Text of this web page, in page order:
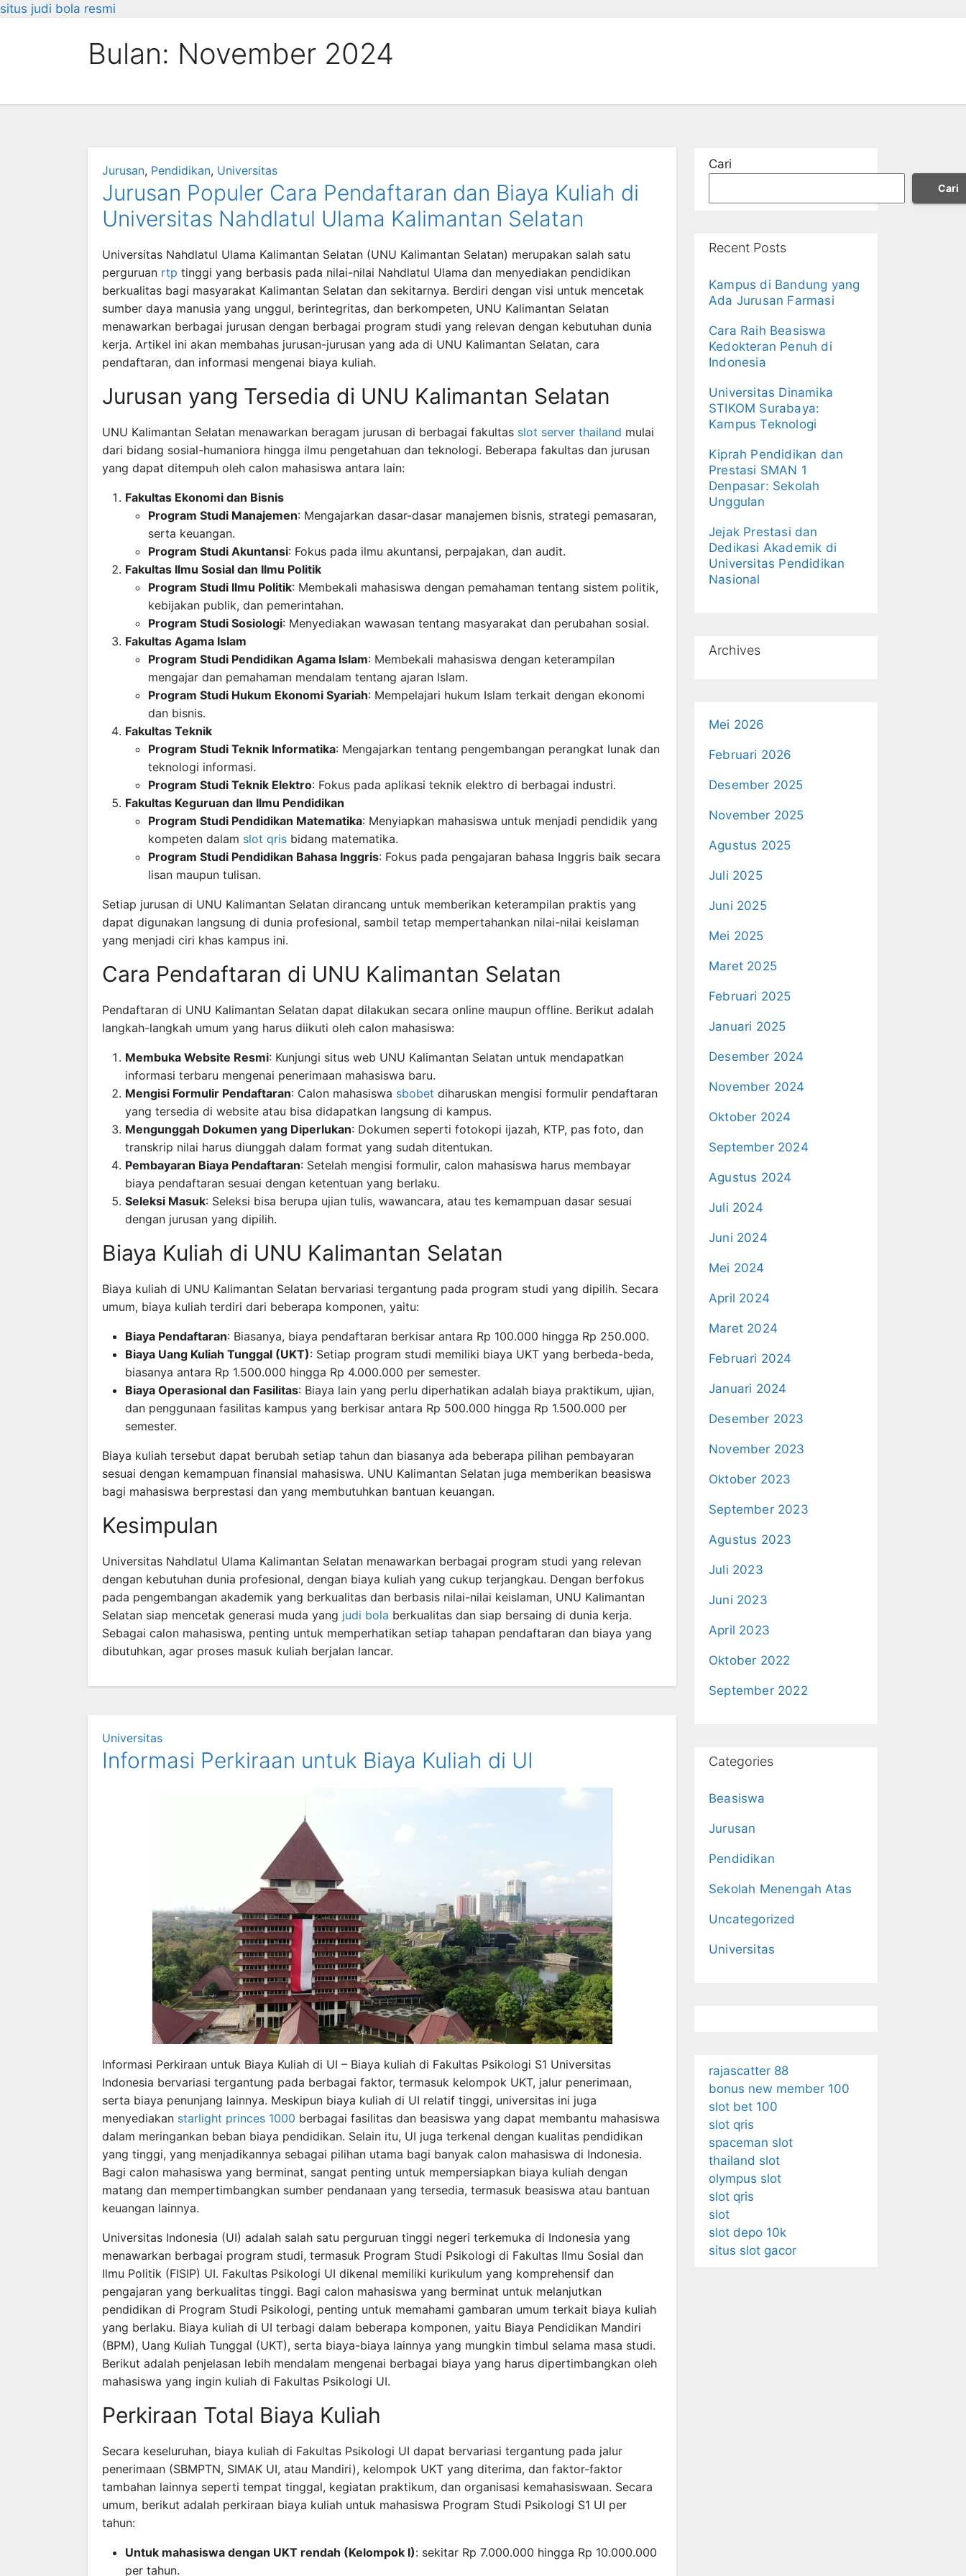
situs judi bola resmi
Bulan: November 2024
Jurusan, Pendidikan, Universitas
Jurusan Populer Cara Pendaftaran dan Biaya Kuliah di
Universitas Nahdlatul Ulama Kalimantan Selatan
Universitas Nahdlatul Ulama Kalimantan Selatan (UNU Kalimantan Selatan) merupakan salah satu
perguruan rtp tinggi yang berbasis pada nilai-nilai Nahdlatul Ulama dan menyediakan pendidikan
berkualitas bagi masyarakat Kalimantan Selatan dan sekitarnya. Berdiri dengan visi untuk mencetak
sumber daya manusia yang unggul, berintegritas, dan berkompeten, UNU Kalimantan Selatan
menawarkan berbagai jurusan dengan berbagai program studi yang relevan dengan kebutuhan dunia
kerja. Artikel ini akan membahas jurusan-jurusan yang ada di UNU Kalimantan Selatan, cara
pendaftaran, dan informasi mengenai biaya kuliah.
Jurusan yang Tersedia di UNU Kalimantan Selatan
UNU Kalimantan Selatan menawarkan beragam jurusan di berbagai fakultas slot server thailand mulai
dari bidang sosial-humaniora hingga ilmu pengetahuan dan teknologi. Beberapa fakultas dan jurusan
yang dapat ditempuh oleh calon mahasiswa antara lain:
Fakultas Ekonomi dan Bisnis
Program Studi Manajemen: Mengajarkan dasar-dasar manajemen bisnis, strategi pemasaran,
serta keuangan.
Program Studi Akuntansi: Fokus pada ilmu akuntansi, perpajakan, dan audit.
Fakultas Ilmu Sosial dan Ilmu Politik
Program Studi Ilmu Politik: Membekali mahasiswa dengan pemahaman tentang sistem politik,
kebijakan publik, dan pemerintahan.
Program Studi Sosiologi: Menyediakan wawasan tentang masyarakat dan perubahan sosial.
Fakultas Agama Islam
Program Studi Pendidikan Agama Islam: Membekali mahasiswa dengan keterampilan
mengajar dan pemahaman mendalam tentang ajaran Islam.
Program Studi Hukum Ekonomi Syariah: Mempelajari hukum Islam terkait dengan ekonomi
dan bisnis.
Fakultas Teknik
Program Studi Teknik Informatika: Mengajarkan tentang pengembangan perangkat lunak dan
teknologi informasi.
Program Studi Teknik Elektro: Fokus pada aplikasi teknik elektro di berbagai industri.
Fakultas Keguruan dan Ilmu Pendidikan
Program Studi Pendidikan Matematika: Menyiapkan mahasiswa untuk menjadi pendidik yang
kompeten dalam slot qris bidang matematika.
Program Studi Pendidikan Bahasa Inggris: Fokus pada pengajaran bahasa Inggris baik secara
lisan maupun tulisan.
Setiap jurusan di UNU Kalimantan Selatan dirancang untuk memberikan keterampilan praktis yang
dapat digunakan langsung di dunia profesional, sambil tetap mempertahankan nilai-nilai keislaman
yang menjadi ciri khas kampus ini.
Cara Pendaftaran di UNU Kalimantan Selatan
Pendaftaran di UNU Kalimantan Selatan dapat dilakukan secara online maupun offline. Berikut adalah
langkah-langkah umum yang harus diikuti oleh calon mahasiswa:
Membuka Website Resmi: Kunjungi situs web UNU Kalimantan Selatan untuk mendapatkan
informasi terbaru mengenai penerimaan mahasiswa baru.
Mengisi Formulir Pendaftaran: Calon mahasiswa sbobet diharuskan mengisi formulir pendaftaran
yang tersedia di website atau bisa didapatkan langsung di kampus.
Mengunggah Dokumen yang Diperlukan: Dokumen seperti fotokopi ijazah, KTP, pas foto, dan
transkrip nilai harus diunggah dalam format yang sudah ditentukan.
Pembayaran Biaya Pendaftaran: Setelah mengisi formulir, calon mahasiswa harus membayar
biaya pendaftaran sesuai dengan ketentuan yang berlaku.
Seleksi Masuk: Seleksi bisa berupa ujian tulis, wawancara, atau tes kemampuan dasar sesuai
dengan jurusan yang dipilih.
Biaya Kuliah di UNU Kalimantan Selatan
Biaya kuliah di UNU Kalimantan Selatan bervariasi tergantung pada program studi yang dipilih. Secara
umum, biaya kuliah terdiri dari beberapa komponen, yaitu:
Biaya Pendaftaran: Biasanya, biaya pendaftaran berkisar antara Rp 100.000 hingga Rp 250.000.
Biaya Uang Kuliah Tunggal (UKT): Setiap program studi memiliki biaya UKT yang berbeda-beda,
biasanya antara Rp 1.500.000 hingga Rp 4.000.000 per semester.
Biaya Operasional dan Fasilitas: Biaya lain yang perlu diperhatikan adalah biaya praktikum, ujian,
dan penggunaan fasilitas kampus yang berkisar antara Rp 500.000 hingga Rp 1.500.000 per
semester.
Biaya kuliah tersebut dapat berubah setiap tahun dan biasanya ada beberapa pilihan pembayaran
sesuai dengan kemampuan finansial mahasiswa. UNU Kalimantan Selatan juga memberikan beasiswa
bagi mahasiswa berprestasi dan yang membutuhkan bantuan keuangan.
Kesimpulan
Universitas Nahdlatul Ulama Kalimantan Selatan menawarkan berbagai program studi yang relevan
dengan kebutuhan dunia profesional, dengan biaya kuliah yang cukup terjangkau. Dengan berfokus
pada pengembangan akademik yang berkualitas dan berbasis nilai-nilai keislaman, UNU Kalimantan
Selatan siap mencetak generasi muda yang judi bola berkualitas dan siap bersaing di dunia kerja.
Sebagai calon mahasiswa, penting untuk memperhatikan setiap tahapan pendaftaran dan biaya yang
dibutuhkan, agar proses masuk kuliah berjalan lancar.
Universitas
Informasi Perkiraan untuk Biaya Kuliah di UI
Informasi Perkiraan untuk Biaya Kuliah di UI – Biaya kuliah di Fakultas Psikologi S1 Universitas
Indonesia bervariasi tergantung pada berbagai faktor, termasuk kelompok UKT, jalur penerimaan,
serta biaya penunjang lainnya. Meskipun biaya kuliah di UI relatif tinggi, universitas ini juga
menyediakan starlight princes 1000 berbagai fasilitas dan beasiswa yang dapat membantu mahasiswa
dalam meringankan beban biaya pendidikan. Selain itu, UI juga terkenal dengan kualitas pendidikan
yang tinggi, yang menjadikannya sebagai pilihan utama bagi banyak calon mahasiswa di Indonesia.
Bagi calon mahasiswa yang berminat, sangat penting untuk mempersiapkan biaya kuliah dengan
matang dan mempertimbangkan sumber pendanaan yang tersedia, termasuk beasiswa atau bantuan
keuangan lainnya.
Universitas Indonesia (UI) adalah salah satu perguruan tinggi negeri terkemuka di Indonesia yang
menawarkan berbagai program studi, termasuk Program Studi Psikologi di Fakultas Ilmu Sosial dan
Ilmu Politik (FISIP) UI. Fakultas Psikologi UI dikenal memiliki kurikulum yang komprehensif dan
pengajaran yang berkualitas tinggi. Bagi calon mahasiswa yang berminat untuk melanjutkan
pendidikan di Program Studi Psikologi, penting untuk memahami gambaran umum terkait biaya kuliah
yang berlaku. Biaya kuliah di UI terbagi dalam beberapa komponen, yaitu Biaya Pendidikan Mandiri
(BPM), Uang Kuliah Tunggal (UKT), serta biaya-biaya lainnya yang mungkin timbul selama masa studi.
Berikut adalah penjelasan lebih mendalam mengenai berbagai biaya yang harus dipertimbangkan oleh
mahasiswa yang ingin kuliah di Fakultas Psikologi UI.
Perkiraan Total Biaya Kuliah
Secara keseluruhan, biaya kuliah di Fakultas Psikologi UI dapat bervariasi tergantung pada jalur
penerimaan (SBMPTN, SIMAK UI, atau Mandiri), kelompok UKT yang diterima, dan faktor-faktor
tambahan lainnya seperti tempat tinggal, kegiatan praktikum, dan organisasi kemahasiswaan. Secara
umum, berikut adalah perkiraan biaya kuliah untuk mahasiswa Program Studi Psikologi S1 UI per
tahun:
Untuk mahasiswa dengan UKT rendah (Kelompok I): sekitar Rp 7.000.000 hingga Rp 10.000.000
per tahun.
Cari
Cari
Recent Posts
Kampus di Bandung yang
Ada Jurusan Farmasi
Cara Raih Beasiswa
Kedokteran Penuh di
Indonesia
Universitas Dinamika
STIKOM Surabaya:
Kampus Teknologi
Kiprah Pendidikan dan
Prestasi SMAN 1
Denpasar: Sekolah
Unggulan
Jejak Prestasi dan
Dedikasi Akademik di
Universitas Pendidikan
Nasional
Archives
Mei 2026
Februari 2026
Desember 2025
November 2025
Agustus 2025
Juli 2025
Juni 2025
Mei 2025
Maret 2025
Februari 2025
Januari 2025
Desember 2024
November 2024
Oktober 2024
September 2024
Agustus 2024
Juli 2024
Juni 2024
Mei 2024
April 2024
Maret 2024
Februari 2024
Januari 2024
Desember 2023
November 2023
Oktober 2023
September 2023
Agustus 2023
Juli 2023
Juni 2023
April 2023
Oktober 2022
September 2022
Categories
Beasiswa
Jurusan
Pendidikan
Sekolah Menengah Atas
Uncategorized
Universitas
rajascatter 88
bonus new member 100
slot bet 100
slot qris
spaceman slot
thailand slot
olympus slot
slot qris
slot
slot depo 10k
situs slot gacor